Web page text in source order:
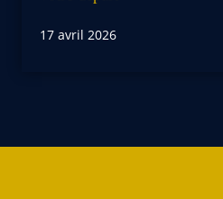
17 avril 2026